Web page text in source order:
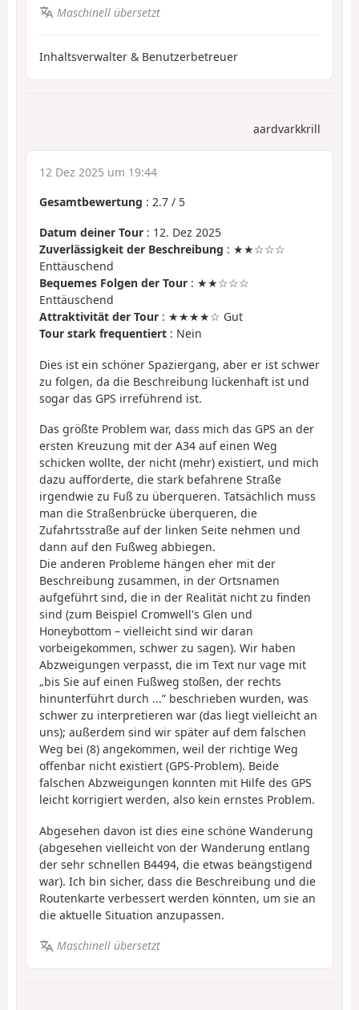
Maschinell übersetzt
Inhaltsverwalter & Benutzerbetreuer
aardvarkkrill
12 Dez 2025 um 19:44
Gesamtbewertung : 2.7 / 5
Datum deiner Tour : 12. Dez 2025
Zuverlässigkeit der Beschreibung : ★★☆☆☆
Enttäuschend
Bequemes Folgen der Tour : ★★☆☆☆
Enttäuschend
Attraktivität der Tour : ★★★★☆ Gut
Tour stark frequentiert : Nein
Dies ist ein schöner Spaziergang, aber er ist schwer
zu folgen, da die Beschreibung lückenhaft ist und
sogar das GPS irreführend ist.
Das größte Problem war, dass mich das GPS an der
ersten Kreuzung mit der A34 auf einen Weg
schicken wollte, der nicht (mehr) existiert, und mich
dazu aufforderte, die stark befahrene Straße
irgendwie zu Fuß zu überqueren. Tatsächlich muss
man die Straßenbrücke überqueren, die
Zufahrtsstraße auf der linken Seite nehmen und
dann auf den Fußweg abbiegen.
Die anderen Probleme hängen eher mit der
Beschreibung zusammen, in der Ortsnamen
aufgeführt sind, die in der Realität nicht zu finden
sind (zum Beispiel Cromwell's Glen und
Honeybottom – vielleicht sind wir daran
vorbeigekommen, schwer zu sagen). Wir haben
Abzweigungen verpasst, die im Text nur vage mit
„bis Sie auf einen Fußweg stoßen, der rechts
hinunterführt durch ...” beschrieben wurden, was
schwer zu interpretieren war (das liegt vielleicht an
uns); außerdem sind wir später auf dem falschen
Weg bei (8) angekommen, weil der richtige Weg
offenbar nicht existiert (GPS-Problem). Beide
falschen Abzweigungen konnten mit Hilfe des GPS
leicht korrigiert werden, also kein ernstes Problem.
Abgesehen davon ist dies eine schöne Wanderung
(abgesehen vielleicht von der Wanderung entlang
der sehr schnellen B4494, die etwas beängstigend
war). Ich bin sicher, dass die Beschreibung und die
Routenkarte verbessert werden könnten, um sie an
die aktuelle Situation anzupassen.
Maschinell übersetzt